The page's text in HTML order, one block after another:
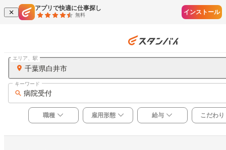
アプリで快適に仕事探し
無料 インストール
千葉県白井市
エリア、駅
病院受付
キーワード
職種 雇用形態 給与 こだわり